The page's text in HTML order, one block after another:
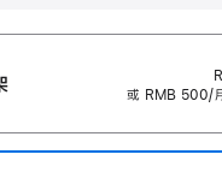
或 RMB 500/